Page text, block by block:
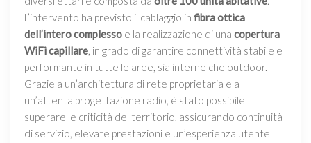
L’intervento ha previsto il cablaggio in fibra ottica
dell’intero complesso e la realizzazione di una copertura
WiFi capillare, in grado di garantire connettività stabile e
performante in tutte le aree, sia interne che outdoor.
Grazie a un’architettura di rete proprietaria e a
un’attenta progettazione radio, è stato possibile
superare le criticità del territorio, assicurando continuità
di servizio, elevate prestazioni e un’esperienza utente